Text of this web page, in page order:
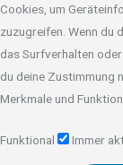
Cookies, um
zuzugreifen. Wenn du
das Surfverhalten
du deine Zustimmung
Merkmale und
Funktional
Immer